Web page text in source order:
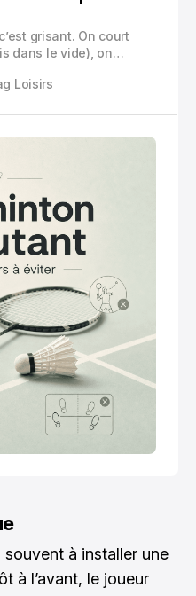
grisant. On court
dans le vide), on
un volant, un filet,
Loisirs
à installer une
à l’avant, le joueur